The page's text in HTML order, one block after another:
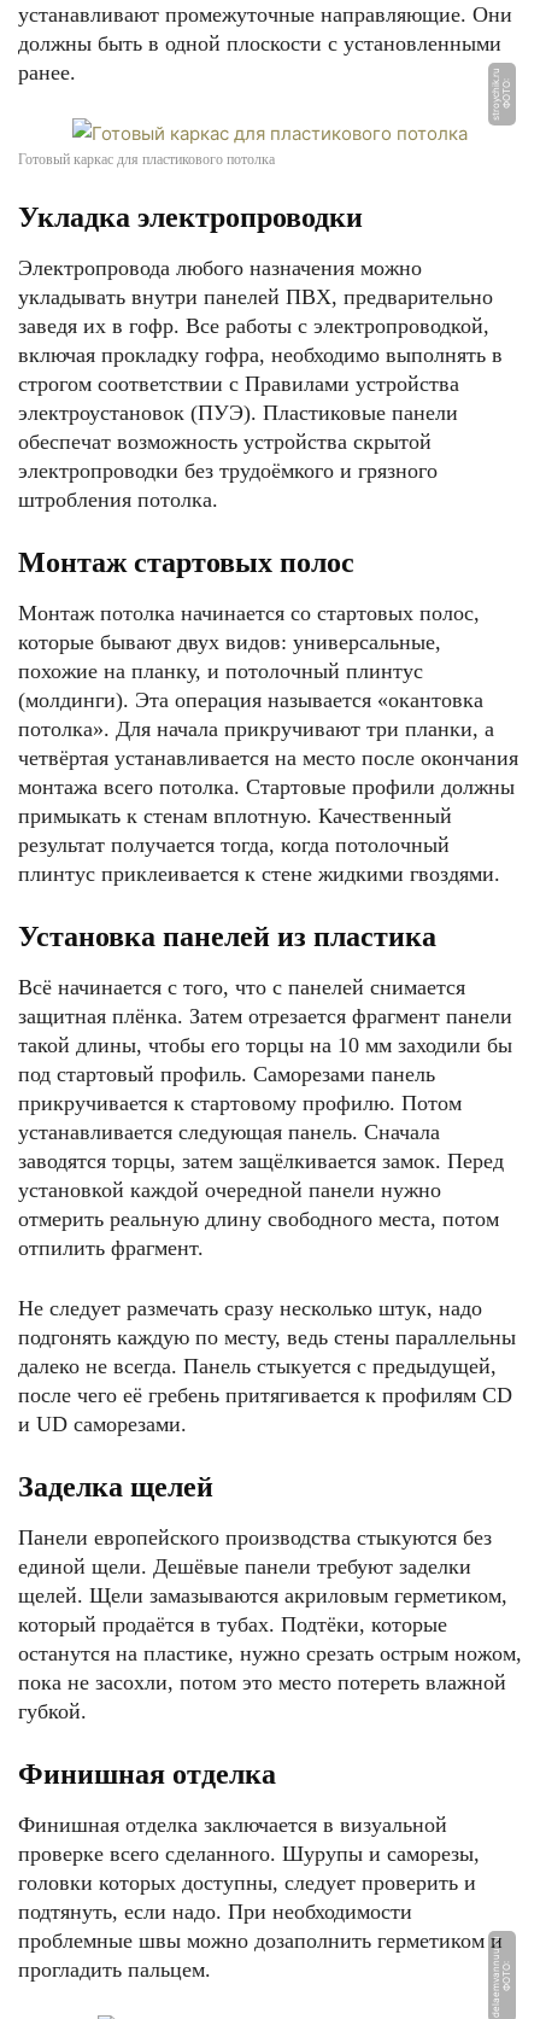
устанавливают промежуточные направляющие. Они
должны быть в одной плоскости с установленными
ранее.
Ф
О
Т
О:
s
t
r
o
y
c
hi
k.
r
u
Готовый каркас для пластикового потолка
Укладка электропроводки
Электропровода любого назначения можно
укладывать внутри панелей ПВХ, предварительно
заведя их в гофр. Все работы с электропроводкой,
включая прокладку гофра, необходимо выполнять в
строгом соответствии с Правилами устройства
электроустановок (ПУЭ). Пластиковые панели
обеспечат возможность устройства скрытой
электропроводки без трудоёмкого и грязного
штробления потолка.
Монтаж стартовых полос
Монтаж потолка начинается со стартовых полос,
которые бывают двух видов: универсальные,
похожие на планку, и потолочный плинтус
(молдинги). Эта операция называется «окантовка
потолка». Для начала прикручивают три планки, а
четвёртая устанавливается на место после окончания
монтажа всего потолка. Стартовые профили должны
примыкать к стенам вплотную. Качественный
результат получается тогда, когда потолочный
плинтус приклеивается к стене жидкими гвоздями.
Установка панелей из пластика
Всё начинается с того, что с панелей снимается
защитная плёнка. Затем отрезается фрагмент панели
такой длины, чтобы его торцы на 10 мм заходили бы
под стартовый профиль. Саморезами панель
прикручивается к стартовому профилю. Потом
устанавливается следующая панель. Сначала
заводятся торцы, затем защёлкивается замок. Перед
установкой каждой очередной панели нужно
отмерить реальную длину свободного места, потом
отпилить фрагмент.
Не следует размечать сразу несколько штук, надо
подгонять каждую по месту, ведь стены параллельны
далеко не всегда. Панель стыкуется с предыдущей,
после чего её гребень притягивается к профилям CD
и UD саморезами.
Заделка щелей
Панели европейского производства стыкуются без
единой щели. Дешёвые панели требуют заделки
щелей. Щели замазываются акриловым герметиком,
который продаётся в тубах. Подтёки, которые
останутся на пластике, нужно срезать острым ножом,
пока не засохли, потом это место потереть влажной
губкой.
Финишная отделка
Финишная отделка заключается в визуальной
проверке всего сделанного. Шурупы и саморезы,
головки которых доступны, следует проверить и
подтянуть, если надо. При необходимости
проблемные швы можно дозаполнить герметиком и
прогладить пальцем.
Ф
О
Т
О:
d
el
a
e
m
v
a
n
n
u
u.
r
u